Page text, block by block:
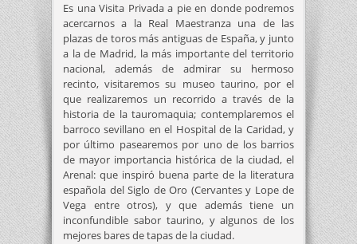
Es una Visita Privada a pie en donde podremos
acercarnos a la Real Maestranza una de las
plazas de toros más antiguas de España, y junto
a la de Madrid, la más importante del territorio
nacional, además de admirar su hermoso
recinto, visitaremos su museo taurino, por el
que realizaremos un recorrido a través de la
historia de la tauromaquia; contemplaremos el
barroco sevillano en el Hospital de la Caridad, y
por último pasearemos por uno de los barrios
de mayor importancia histórica de la ciudad, el
Arenal: que inspiró buena parte de la literatura
española del Siglo de Oro (Cervantes y Lope de
Vega entre otros), y que además tiene un
inconfundible sabor taurino, y algunos de los
mejores bares de tapas de la ciudad.